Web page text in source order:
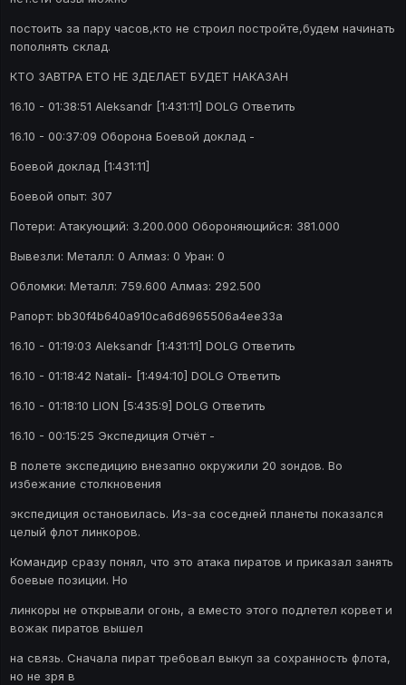
постоить за пару часов,кто не строил постройте,будем начинать
пополнять склад.
КТО ЗАВТРА ЕТО НЕ ЗДЕЛАЕТ БУДЕТ НАКАЗАН
16.10 - 01:38:51 Aleksandr [1:431:11] DOLG Ответить
16.10 - 00:37:09 Оборона Боевой доклад -
Боевой доклад [1:431:11]
Боевой опыт: 307
Потери: Атакующий: 3.200.000 Обороняющийся: 381.000
Вывезли: Металл: 0 Алмаз: 0 Уран: 0
Обломки: Металл: 759.600 Алмаз: 292.500
Рапорт: bb30f4b640a910ca6d6965506a4ee33a
16.10 - 01:19:03 Aleksandr [1:431:11] DOLG Ответить
16.10 - 01:18:42 Natali- [1:494:10] DOLG Ответить
16.10 - 01:18:10 LION [5:435:9] DOLG Ответить
16.10 - 00:15:25 Экспедиция Отчёт -
В полете экспедицию внезапно окружили 20 зондов. Во
избежание столкновения
экспедиция остановилась. Из-за соседней планеты показался
целый флот линкоров.
Командир сразу понял, что это атака пиратов и приказал занять
боевые позиции. Но
линкоры не открывали огонь, а вместо этого подлетел корвет и
вожак пиратов вышел
на связь. Сначала пират требовал выкуп за сохранность флота,
но не зря в